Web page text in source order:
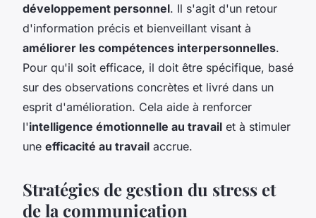
développement personnel. Il s'agit d'un retour
d'information précis et bienveillant visant à
améliorer les compétences interpersonnelles.
Pour qu'il soit efficace, il doit être spécifique, basé
sur des observations concrètes et livré dans un
esprit d'amélioration. Cela aide à renforcer
l'intelligence émotionnelle au travail et à stimuler
une efficacité au travail accrue.
Stratégies de gestion du stress et
de la communication